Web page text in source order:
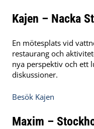
Kajen – Nacka
En mötesplats vid
restaurang och
nya perspektiv och ett
diskussioner.
Besök Kajen
Maxim –